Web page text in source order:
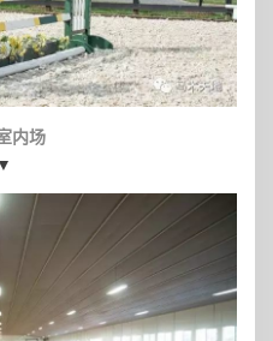
内场
▼